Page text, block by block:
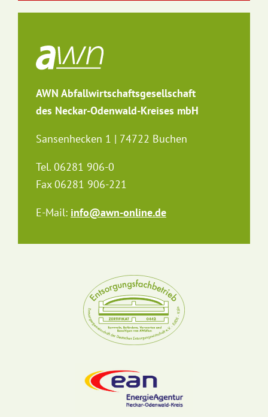
AWN Abfallwirtschaftsgesellschaft
des Neckar-Odenwald-Kreises mbH
Sansenhecken 1 | 74722 Buchen
Tel. 06281 906-0
Fax 06281 906-221
E-Mail: info@awn-online.de